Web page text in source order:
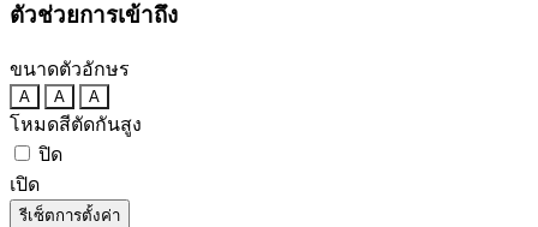
ตัวช่วยการเข้าถึง
ขนาดตัวอักษร
A A A
โหมดสีตัดกันสูง
ปิด
เปิด
รีเซ็ตการตั้งค่า